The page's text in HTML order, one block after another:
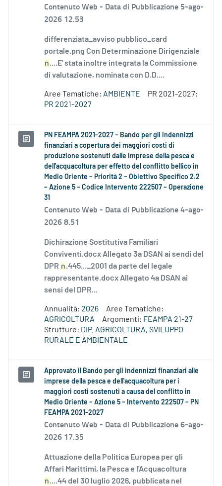
Contenuto Web - Data di Pubblicazione 5-ago-
2026 12.53
differenziata_avviso pubblico_card
portale.png Con Determinazione Dirigenziale
n....E' stata inoltre integrata la Commissione
di valutazione, nominata con D.D....
Aree Tematiche: AMBIENTE
PR 2021-2027:
PR 2021-2027
PN FEAMPA 2021-2027 – Bando per gli indennizzi
finanziari a copertura dei maggiori costi di
produzione sostenuti dalle imprese della pesca e
dell'acquacoltura per effetto del conflitto bellico in
Medio Oriente – Priorità 2 – Obiettivo Specifico 2.2
– Azione 5 – Codice Intervento 222507 – Operazione
31
Contenuto Web - Data di Pubblicazione 4-ago-
2026 8.51
Dichirazione Sostitutiva Familiari
Conviventi.docx Allegato 3a DSAN ai sendi del
DPR n.445..._2001 da parte del legale
rappresentante.docx Allegato 4a DSAN ai
sensi del DPR...
Annualità: 2026
Aree Tematiche:
AGRICOLTURA
Argomenti: FEAMPA 21-27
Strutture: DIP. AGRICOLTURA, SVILUPPO
RURALE E AMBIENTALE
Approvato il Bando per gli indennizzi finanziari alle
imprese della pesca e dell'acquacoltura per i
maggiori costi sostenuti a causa del conflitto in
Medio Oriente – Azione 5 – Intervento 222507 – PN
FEAMPA 2021-2027
Contenuto Web - Data di Pubblicazione 6-ago-
2026 17.35
Attuazione della Politica Europea per gli
Affari Marittimi, la Pesca e l'Acquacoltura
n....44 del 30 luglio 2026, pubblicata nel